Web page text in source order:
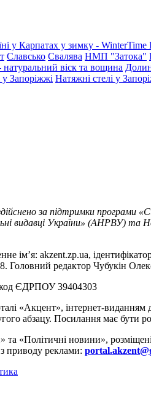
у Карпатах у зимку - WinterTime
Славсько Свалява НМП "Затока"
віск та вощина
Запоріжжі Натяжні стелі у
за підтримки програми
видавці України» (АНРВУ) та
ім’я: akzent.zp.ua,
Головний редактор Чубукін
ЄДРПОУ 39404303
«Акцент», інтернет-
абзацу. Посилання має бути
«Політичні новини»,
з приводу реклами: